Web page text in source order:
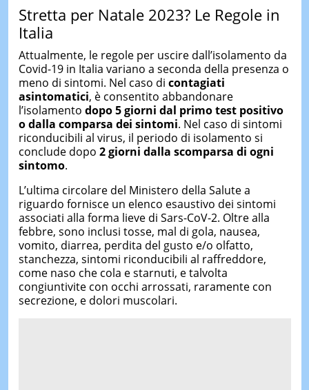
Stretta per Natale 2023? Le Regole in
Italia
Attualmente, le regole per uscire dall’isolamento da
Covid-19 in Italia variano a seconda della presenza o
meno di sintomi. Nel caso di contagiati
asintomatici, è consentito abbandonare
l’isolamento dopo 5 giorni dal primo test positivo
o dalla comparsa dei sintomi. Nel caso di sintomi
riconducibili al virus, il periodo di isolamento si
conclude dopo 2 giorni dalla scomparsa di ogni
sintomo.
L’ultima circolare del Ministero della Salute a
riguardo fornisce un elenco esaustivo dei sintomi
associati alla forma lieve di Sars-CoV-2. Oltre alla
febbre, sono inclusi tosse, mal di gola, nausea,
vomito, diarrea, perdita del gusto e/o olfatto,
stanchezza, sintomi riconducibili al raffreddore,
come naso che cola e starnuti, e talvolta
congiuntivite con occhi arrossati, raramente con
secrezione, e dolori muscolari.